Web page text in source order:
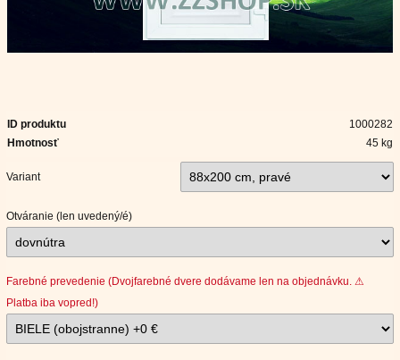
ID produktu
1000282
Hmotnosť
45 kg
Variant
Otváranie (len uvedený/é)
Farebné prevedenie (Dvojfarebné dvere dodávame len na objednávku. ⚠
Platba iba vopred!)